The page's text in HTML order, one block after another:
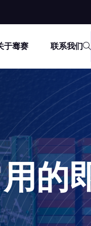
于骞赛 联系我们
的